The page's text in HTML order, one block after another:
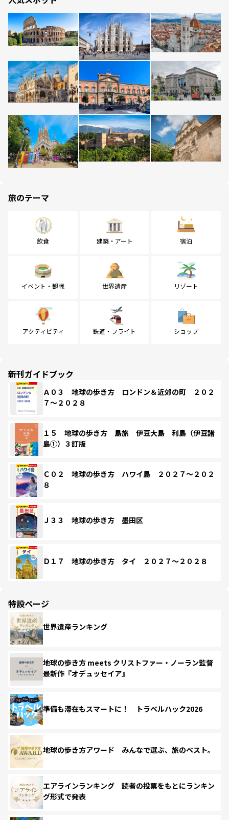
旅のテーマ
飲食 建築・アート 宿泊
イベント・観戦 世界遺産 リゾート
アクティビティ 鉄道・フライト ショップ
新刊ガイドブック
Ａ０３ 地球の歩き方 ロンドン＆近郊の町 ２０２
７～２０２８
１５ 地球の歩き方 島旅 伊豆大島 利島（伊豆諸
島①）３訂版
Ｃ０２ 地球の歩き方 ハワイ島 ２０２７～２０２
８
Ｊ３３ 地球の歩き方 墨田区
Ｄ１７ 地球の歩き方 タイ ２０２７～２０２８
特設ページ
世界遺産ランキング
地球の歩き方 meets クリストファー・ノーラン監督
最新作『オデュッセイア』
準備も滞在もスマートに！ トラベルハック2026
地球の歩き方アワード みんなで選ぶ、旅のベスト。
エアラインランキング 読者の投票をもとにランキン
グ形式で発表